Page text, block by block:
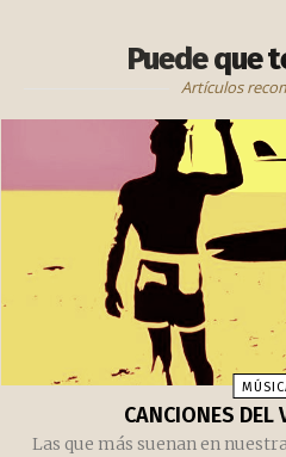
Puede que
Artículos
CANCIONES DEL
Las que más suenan en